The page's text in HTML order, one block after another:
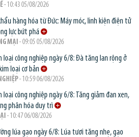
- 10:43 05/08/2026
hàng hóa từ Đức: Máy móc, linh kiện điện tử
lực bứt phá
MẠI - 09:05 05/08/2026
loại công nghiệp ngày 6/8: Đà tăng lan rộng ở
loại cơ bản
- 10:59 06/08/2026
loại công nghiệp ngày 6/8: Tăng giảm đan xen,
phân hóa duy trì
- 10:47 06/08/2026
lúa gạo ngày 6/8: Lúa tươi tăng nhẹ, gạo